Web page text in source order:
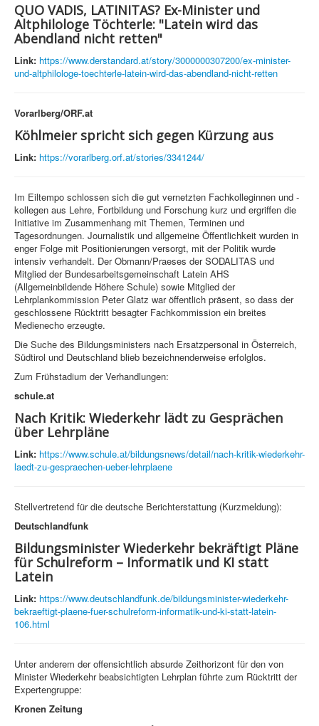
QUO VADIS, LATINITAS? Ex-Minister und
Altphilologe Töchterle: "Latein wird das
Abendland nicht retten"
Link: https://www.derstandard.at/story/3000000307200/ex-minister-
und-altphilologe-toechterle-latein-wird-das-abendland-nicht-retten
Vorarlberg/ORF.at
Köhlmeier spricht sich gegen Kürzung aus
Link: https://vorarlberg.orf.at/stories/3341244/
Im Eiltempo schlossen sich die gut vernetzten Fachkolleginnen und -
kollegen aus Lehre, Fortbildung und Forschung kurz und ergriffen die
Initiative im Zusammenhang mit Themen, Terminen und
Tagesordnungen. Journalistik und allgemeine Öffentlichkeit wurden in
enger Folge mit Positionierungen versorgt, mit der Politik wurde
intensiv verhandelt. Der Obmann/Praeses der SODALITAS und
Mitglied der Bundesarbeitsgemeinschaft Latein AHS
(Allgemeinbildende Höhere Schule) sowie Mitglied der
Lehrplankommission Peter Glatz war öffentlich präsent, so dass der
geschlossene Rücktritt besagter Fachkommission ein breites
Medienecho erzeugte.
Die Suche des Bildungsministers nach Ersatzpersonal in Österreich,
Südtirol und Deutschland blieb bezeichnenderweise erfolglos.
Zum Frühstadium der Verhandlungen:
schule.at
Nach Kritik: Wiederkehr lädt zu Gesprächen
über Lehrpläne
Link: https://www.schule.at/bildungsnews/detail/nach-kritik-wiederkehr-
laedt-zu-gespraechen-ueber-lehrplaene
Stellvertretend für die deutsche Berichterstattung (Kurzmeldung):
Deutschlandfunk
Bildungsminister Wiederkehr bekräftigt Pläne
für Schulreform – Informatik und KI statt
Latein
Link: https://www.deutschlandfunk.de/bildungsminister-wiederkehr-
bekraeftigt-plaene-fuer-schulreform-informatik-und-ki-statt-latein-
106.html
Unter anderem der offensichtlich absurde Zeithorizont für den von
Minister Wiederkehr beabsichtigten Lehrplan führte zum Rücktritt der
Expertengruppe:
Kronen Zeitung